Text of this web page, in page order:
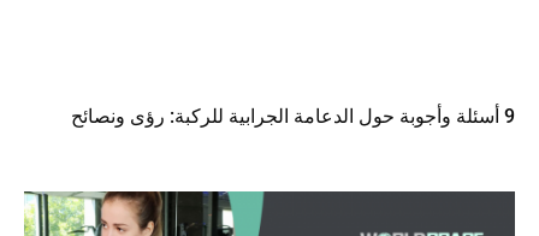
9 أسئلة وأجوبة حول الدعامة الجرابية للركبة: رؤى ونصائح